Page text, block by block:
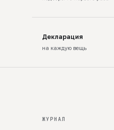
Декларация
на каждую вещь
ЖУРНАЛ